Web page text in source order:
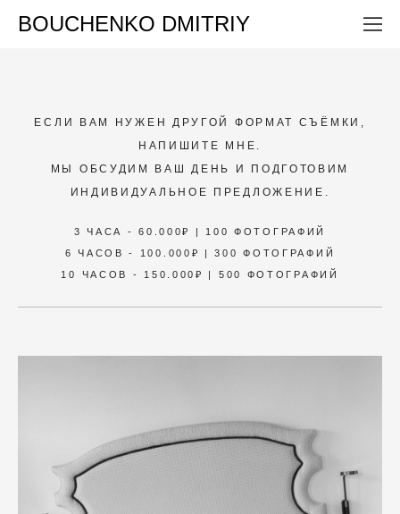
BOUCHENKO DMITRIY
ЕСЛИ ВАМ НУЖЕН ДРУГОЙ ФОРМАТ СЪЁМКИ,
НАПИШИТЕ МНЕ.
МЫ ОБСУДИМ ВАШ ДЕНЬ И ПОДГОТОВИМ
ИНДИВИДУАЛЬНОЕ ПРЕДЛОЖЕНИЕ.
3 ЧАСА - 60.000₽ | 100 ФОТОГРАФИЙ
6 ЧАСОВ - 100.000₽ | 300 ФОТОГРАФИЙ
10 ЧАСОВ - 150.000₽ | 500 ФОТОГРАФИЙ